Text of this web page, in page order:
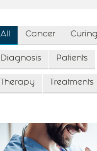
All Cancer Curing
Diagnosis Patients
Therapy Treatments